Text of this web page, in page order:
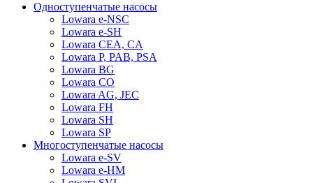
Одноступенчатые насосы
Lowara e-NSC
Lowara e-SH
Lowara CEA, CA
Lowara P, PAB, PSA
Lowara BG
Lowara CO
Lowara AG, JEC
Lowara FH
Lowara SH
Lowara SP
Многоступенчатые насосы
Lowara e-SV
Lowara e-HM